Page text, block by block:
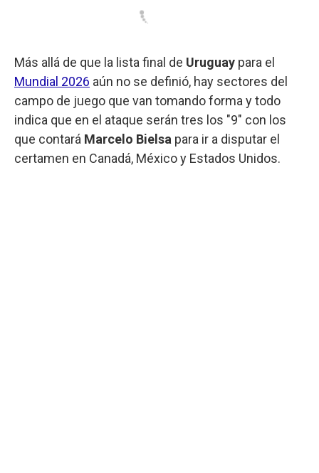
Más allá de que la lista final de Uruguay para el
Mundial 2026 aún no se definió, hay sectores del
campo de juego que van tomando forma y todo
indica que en el ataque serán tres los "9" con los
que contará Marcelo Bielsa para ir a disputar el
certamen en Canadá, México y Estados Unidos.